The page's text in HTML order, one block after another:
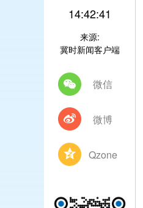
14:42:41
来源:
冀时新闻客户端
微信
微博
Qzone